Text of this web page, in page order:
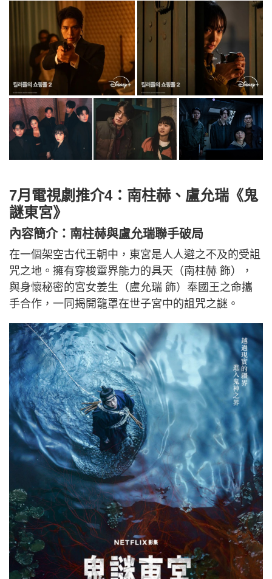
7月電視劇推介4：南柱赫、盧允瑞《鬼
謎東宮》
內容簡介：南柱赫與盧允瑞聯手破局
在一個架空古代王朝中，東宮是人人避之不及的受詛
咒之地。擁有穿梭靈界能力的具天（南柱赫 飾），
與身懷秘密的宮女姜生（盧允瑞 飾）奉國王之命攜
手合作，一同揭開籠罩在世子宮中的詛咒之謎。